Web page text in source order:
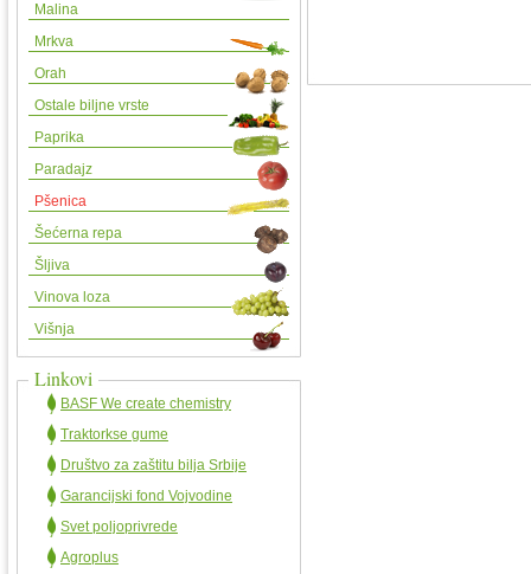
Malina
Mrkva
Orah
Ostale biljne vrste
Paprika
Paradajz
Pšenica
Šećerna repa
Šljiva
Vinova loza
Višnja
Linkovi
BASF We create chemistry
Traktorkse gume
Društvo za zaštitu bilja Srbije
Garancijski fond Vojvodine
Svet poljoprivrede
Agroplus